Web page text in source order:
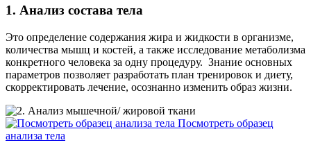
1. Анализ состава тела
Это определение содержания жира и жидкости в организме,
количества мышц и костей, а также исследование метаболизма
конкретного человека за одну процедуру. Знание основных
параметров позволяет разработать план тренировок и диету,
скорректировать лечение, осознанно изменить образ жизни.
Посмотреть образец
анализа тела